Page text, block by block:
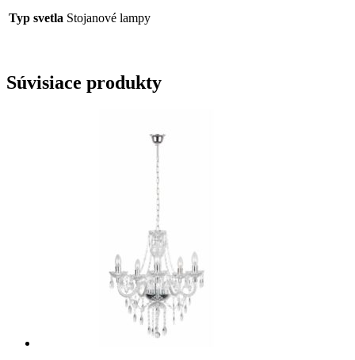
Typ svetla Stojanové lampy
Súvisiace produkty